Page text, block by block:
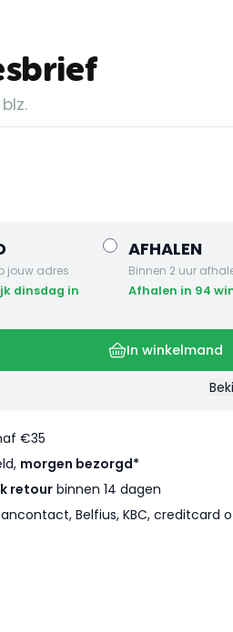
jouw adres
AFHALEN
Binnen 2 uur
Afhalen in 94
In winkelmand
€35
morgen bezorgd*
retour binnen 14 dagen
Belfius, KBC, creditcard